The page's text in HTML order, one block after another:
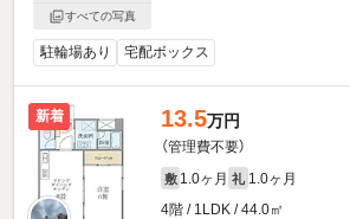
すべての写真
駐輪場あり 宅配ボックス
新着 13.5万円
（管理費不要）
敷 1.0ヶ月 礼 1.0ヶ月
4階 / 1LDK / 44.0㎡